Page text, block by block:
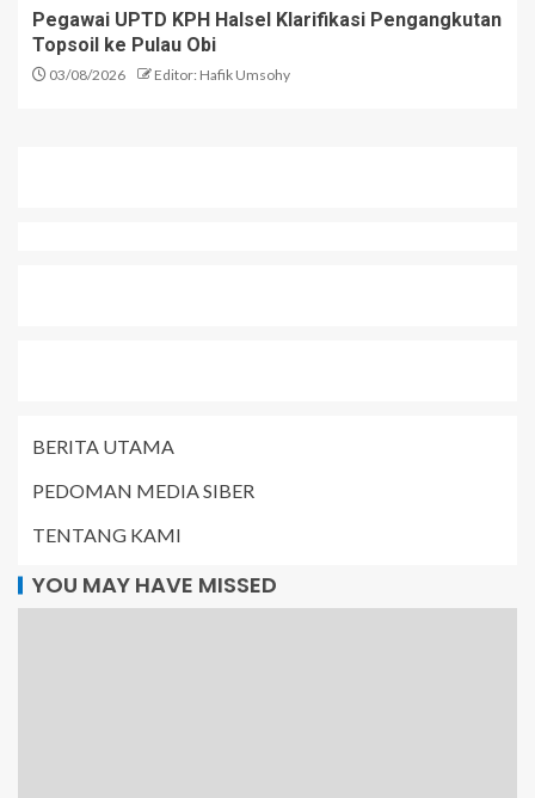
Pegawai UPTD KPH Halsel Klarifikasi Pengangkutan
Topsoil ke Pulau Obi
03/08/2026 Editor: Hafik Umsohy
BERITA UTAMA
PEDOMAN MEDIA SIBER
TENTANG KAMI
YOU MAY HAVE MISSED